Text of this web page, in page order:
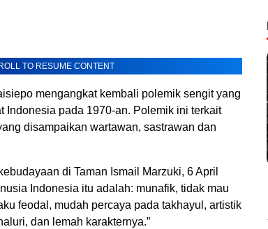
TO RESUME CONTENT
mengangkat kembali polemik sengit yang
Indonesia pada 1970-an. Polemik ini terkait
disampaikan wartawan, sastrawan dan
di Taman Ismail Marzuki, 6 April
Indonesia itu adalah: munafik, tidak mau
feodal, mudah percaya pada takhayul, artistik
dan lemah karakternya.”